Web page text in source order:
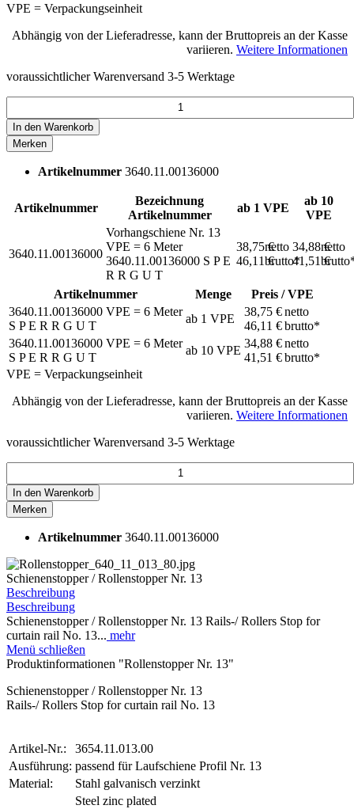
VPE = Verpackungseinheit
Abhängig von der Lieferadresse, kann der Bruttopreis an der Kasse
variieren. Weitere Informationen
voraussichtlicher Warenversand 3-5 Werktage
In den Warenkorb
Merken
Artikelnummer 3640.11.00136000
Artikelnummer
Bezeichnung
Artikelnummer
ab 1 VPE
ab 10
VPE
3640.11.00136000
Vorhangschiene Nr. 13
VPE = 6 Meter
3640.11.00136000 S P E
R R G U T
38,75 €netto
46,11 €brutto*
34,88 €netto
41,51 €
Artikelnummer Menge
Preis / VPE
3640.11.00136000 VPE = 6 Meter
S P E R R G U T
ab 1 VPE
38,75 €netto
46,11 €brutto*
3640.11.00136000 VPE = 6 Meter
S P E R R G U T
ab 10 VPE
34,88 €netto
41,51 €brutto*
VPE = Verpackungseinheit
Abhängig von der Lieferadresse, kann der Bruttopreis an der Kasse
variieren. Weitere Informationen
voraussichtlicher Warenversand 3-5 Werktage
In den Warenkorb
Merken
Artikelnummer 3640.11.00136000
Schienenstopper / Rollenstopper Nr. 13
Beschreibung
Beschreibung
Schienenstopper / Rollenstopper Nr. 13 Rails-/ Rollers Stop for
curtain rail No. 13... mehr
Menü schließen
Produktinformationen "Rollenstopper Nr. 13"
Schienenstopper / Rollenstopper Nr. 13
Rails-/ Rollers Stop for curtain rail No. 13
Artikel-Nr.:
3654.11.013.00
Ausführung: passend für Laufschiene Profil Nr. 13
Material:
Stahl galvanisch verzinkt
Steel zinc plated